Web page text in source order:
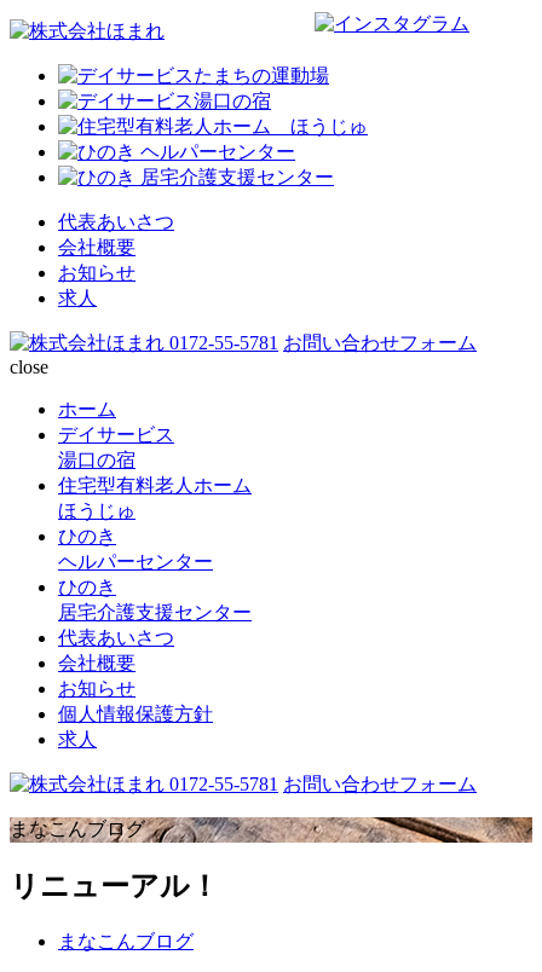
代表あいさつ
会社概要
お知らせ
求人
0172-55-5781 お問い合わせフォーム
close
ホーム
デイサービス
湯口の宿
住宅型有料老人ホーム
ほうじゅ
ひのき
ヘルパーセンター
ひのき
居宅介護支援センター
代表あいさつ
会社概要
お知らせ
個人情報保護方針
求人
0172-55-5781 お問い合わせフォーム
まなこんブログ
リニューアル！
まなこんブログ